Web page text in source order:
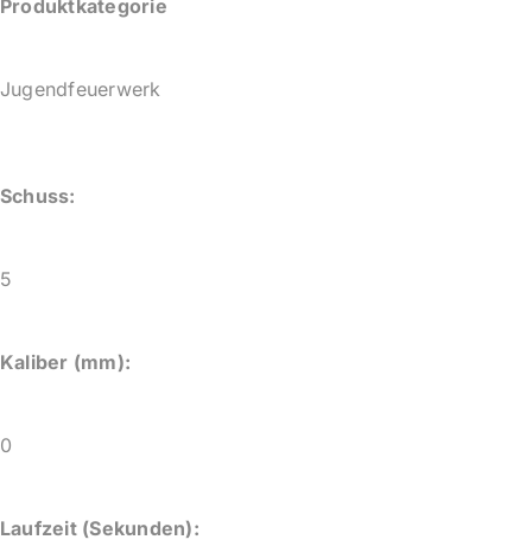
Produktkategorie
Jugendfeuerwerk
Schuss:
5
Kaliber (mm):
0
Laufzeit (Sekunden):